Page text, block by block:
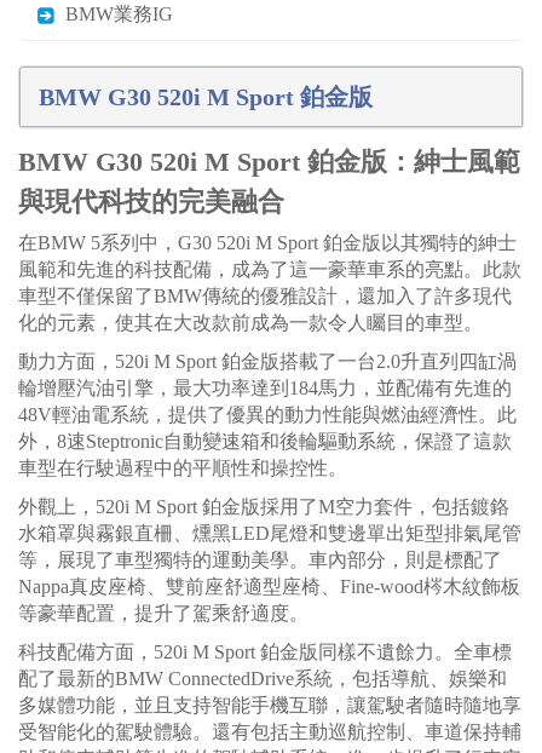
BMW業務IG
BMW G30 520i M Sport 鉑金版
BMW G30 520i M Sport 鉑金版：紳士風範
與現代科技的完美融合
在BMW 5系列中，G30 520i M Sport 鉑金版以其獨特的紳士
風範和先進的科技配備，成為了這一豪華車系的亮點。此款
車型不僅保留了BMW傳統的優雅設計，還加入了許多現代
化的元素，使其在大改款前成為一款令人矚目的車型。
動力方面，520i M Sport 鉑金版搭載了一台2.0升直列四缸渦
輪增壓汽油引擎，最大功率達到184馬力，並配備有先進的
48V輕油電系統，提供了優異的動力性能與燃油經濟性。此
外，8速Steptronic自動變速箱和後輪驅動系統，保證了這款
車型在行駛過程中的平順性和操控性。
外觀上，520i M Sport 鉑金版採用了M空力套件，包括鍍鉻
水箱罩與霧銀直柵、燻黑LED尾燈和雙邊單出矩型排氣尾管
等，展現了車型獨特的運動美學。車內部分，則是標配了
Nappa真皮座椅、雙前座舒適型座椅、Fine-wood梣木紋飾板
等豪華配置，提升了駕乘舒適度。
科技配備方面，520i M Sport 鉑金版同樣不遺餘力。全車標
配了最新的BMW ConnectedDrive系統，包括導航、娛樂和
多媒體功能，並且支持智能手機互聯，讓駕駛者隨時隨地享
受智能化的駕駛體驗。還有包括主動巡航控制、車道保持輔